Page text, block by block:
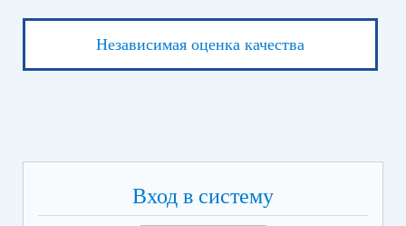
Независимая оценка качества
Вход в систему